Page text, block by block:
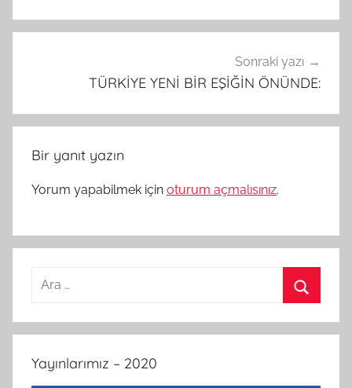
Sonraki yazı
TÜRKİYE YENİ BİR EŞİĞİN ÖNÜNDE:
Bir yanıt yazın
Yorum yapabilmek için oturum açmalısınız.
Arama:
Yayınlarımız – 2020